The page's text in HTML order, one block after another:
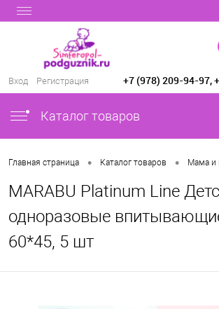
Вход Регистрация +7 (978) 209-94-97,
Каталог товаров
Главная страница • Каталог товаров • Мама
MARABU Platinum Line
одноразовые
60*45, 5 шт